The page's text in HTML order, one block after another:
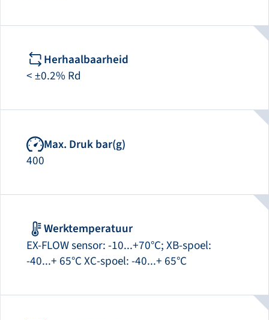
Herhaalbaarheid
< ±0.2% Rd
Max. Druk bar(g)
400
Werktemperatuur
EX-FLOW sensor: -10...+70°C; XB-spoel:
-40...+ 65°C XC-spoel: -40...+ 65°C